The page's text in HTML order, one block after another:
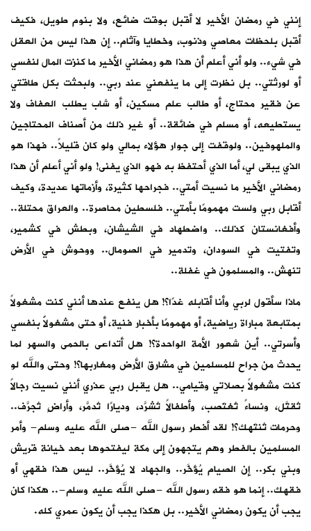
إنني في رمضان الأخير لا أقبل بوقت ضائع، ولا بنوم طويل، فكيف
أقبل بلحظات معاصي وذنوب، وخطايا وآثام.. إن هذا ليس من العقل
في شيء.. ولو أني أعلم أن هذا هو رمضاني الأخير ما كنزت المال لنفسي
أو لورثتي.. بل نظرت إلى ما ينفعني عند ربي.. ولبحثت بكل طاقتي
عن فقير محتاج، أو طالب علم مسكين، أو شاب يطلب العفاف ولا
يستطيعه، أو مسلم في ضائقة.. أو غير ذلك من أصناف المحتاجين
والملهوفين.. ولوقفت إلى جوار هؤلاء بمالي ولو كان قليلاً.. فهذا هو
الذي يبقى لي، أما الذي أحتفظ به فهو الذي يفنى! ولو أني أعلم أن هذا
رمضاني الأخير ما نسيت أمتي.. فجراحها كثيرة، وأزماتها عديدة، وكيف
أقابل ربي ولست مهمومًا بأمتي.. فلسطين محاصرة.. والعراق محتلة..
وأفغانستان كذلك.. واضطهاد في الشيشان، وبطش في كشمير،
وتفتيت في السودان، وتدمير في الصومال.. ووحوش في الأرض
تنهش.. والمسلمون في غفلة..
ماذا سأقول لربي وأنا أقابله غدًا؟! هل ينفع عندها أنني كنت مشغولاً
بمتابعة مباراة رياضية، أو مهمومًا بأخبار فنية، أو حتى مشغولاًَ بنفسي
وأسرتي.. أين شعور الأمة الواحدة؟! هل أتداعى بالحمى والسهر لما
يحدث من جراح للمسلمين في مشارق الأرض ومغاربها؟! وحتى والله لو
كنت مشغولاً بصلاتي وقيامي.. هل يقبل ربي عذري أنني نسيت رجالاً
تُقتَّل، ونساءً تُغتَصب، وأطفالاً تُشرَّد، وديارًا تُدمَّر، وأراضٍ تُجرَّف..
وحرمات تُنتَهك؟! لقد أفطر رسول الله -صلى الله عليه وسلم- وأمر
المسلمين بالفطر وهم يتجهون إلى مكة ليفتحوها بعد خيانة قريش
وبني بكر.. إن الصيام يُؤخَّر.. والجهاد لا يُؤخَّر.. ليس هذا فقهي أو
فقهك.. إنما هو فقه رسول الله -صلى الله عليه وسلم-.. هكذا كان
يجب أن يكون رمضاني الأخير.. بل هكذا يجب أن يكون عمري كله.